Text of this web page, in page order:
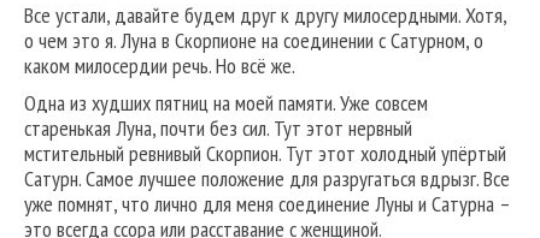
Все устали, давайте будем друг к другу милосердными. Хотя,
о чем это я. Луна в Скорпионе на соединении с Сатурном, о
каком милосердии речь. Но всё же.
Одна из худших пятниц на моей памяти. Уже совсем
старенькая Луна, почти без сил. Тут этот нервный
мстительный ревнивый Скорпион. Тут этот холодный упёртый
Сатурн. Самое лучшее положение для разругаться вдрызг. Все
уже помнят, что лично для меня соединение Луны и Сатурна –
это всегда ссора или расставание с женщиной.